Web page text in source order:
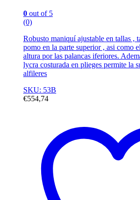
0 out of 5
(0)
Robusto maniquí ajustable en tallas ,
pomo en la parte superior , asi como
altura por las palancas iferiores.
lycra costurada en plieges permite la
alfileres
SKU: 53B
€554,74